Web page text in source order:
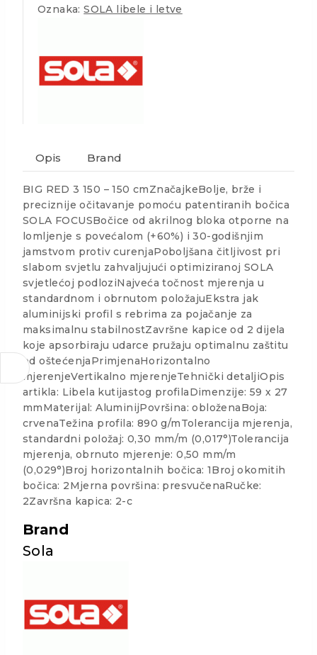
Oznaka:SOLA libele i letve
Opis Brand
BIG RED 3 150 – 150 cmZnačajkeBolje, brže i
preciznije očitavanje pomoću patentiranih bočica
SOLA FOCUSBočice od akrilnog bloka otporne na
lomljenje s povećalom (+60%) i 30-godišnjim
jamstvom protiv curenjaPoboljšana čitljivost pri
slabom svjetlu zahvaljujući optimiziranoj SOLA
svjetlećoj podloziNajveća točnost mjerenja u
standardnom i obrnutom položajuEkstra jak
aluminijski profil s rebrima za pojačanje za
maksimalnu stabilnostZavršne kapice od 2 dijela
koje apsorbiraju udarce pružaju optimalnu zaštitu
od oštećenjaPrimjenaHorizontalno
mjerenjeVertikalno mjerenjeTehnički detaljiOpis
artikla: Libela kutijastog profilaDimenzije: 59 x 27
mmMaterijal: AluminijPovršina: obloženaBoja:
crvenaTežina profila: 890 g/mTolerancija mjerenja,
standardni položaj: 0,30 mm/m (0,017°)Tolerancija
mjerenja, obrnuto mjerenje: 0,50 mm/m
(0,029°)Broj horizontalnih bočica: 1Broj okomitih
bočica: 2Mjerna površina: presvučenaRučke:
2Završna kapica: 2-c
Brand
Sola